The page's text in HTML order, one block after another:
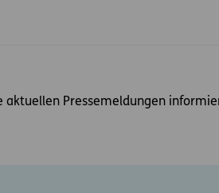
Pressemeldungen